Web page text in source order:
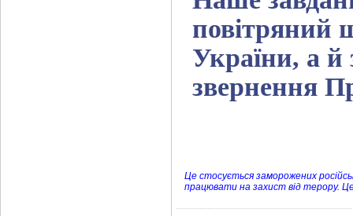
повітряний
України, а й
звернення
Це стосується заморожених
працювати на захист від терору.